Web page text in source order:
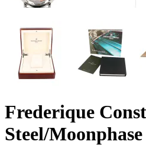
Frederique
Steel/